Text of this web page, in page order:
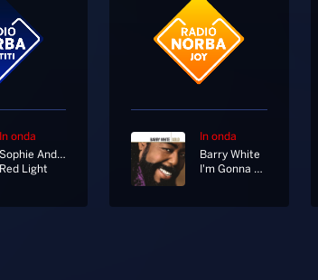
In onda
Sophie And The Giants
Red Light
In onda
Barry White
I'm Gonna Love You Just A Little More Baby